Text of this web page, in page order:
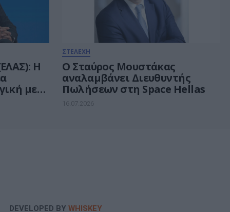
Η
με
ΣΤΕΛΕΧΗ
Ο Σταύρος Μουστάκας
αναλαμβάνει Διευθυντής
Πωλήσεων στη Space Hellas
16.07.2026
DEVELOPED BY WHISKEY